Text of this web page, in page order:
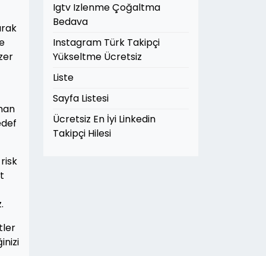
Igtv Izlenme Çoğaltma
Bedava
Instagram Türk Takipçi
Yükseltme Ücretsiz
Liste
Sayfa Listesi
Ücretsiz En İyi Linkedin
Takipçi Hilesi